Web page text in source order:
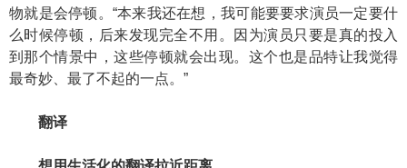
物就是会停顿。“本来我还在想，我可能要要求演员一定要什
么时候停顿，后来发现完全不用。因为演员只要是真的投入
到那个情景中，这些停顿就会出现。这个也是品特让我觉得
最奇妙、最了不起的一点。”
翻译